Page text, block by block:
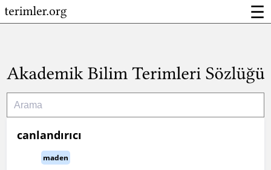
☰
canlandırıcı
maden